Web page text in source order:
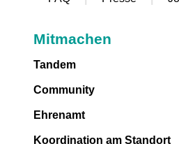
Mitmachen
Tandem
Community
Ehrenamt
Koordination am Standort